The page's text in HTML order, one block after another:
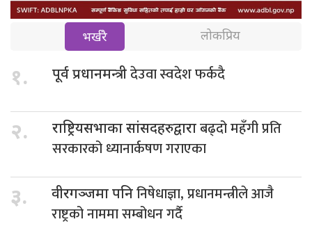
भर्खरै लोकप्रिय
१. पूर्व प्रधानमन्त्रीदेउवा स्वदेश फर्कदै
२. राष्ट्रियसभाका सांसदहरुद्वाराबढ्दो महँगी प्रति
सरकारको ध्यानार्कषण गराएका
३. वीरगञ्जमा पनिनिषेधाज्ञा, प्रधानमन्त्रीले आजै
राष्ट्रको नाममा सम्बोधन गर्दै